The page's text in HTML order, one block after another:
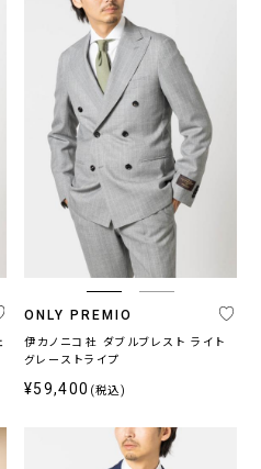
ONLY PREMIO
伊カノニコ社 ダブルブレスト ライト
グレーストライプ
¥59,400 (税込)